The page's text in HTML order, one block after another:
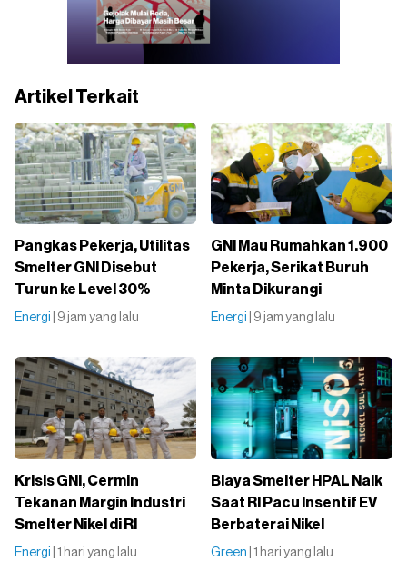
Artikel Terkait
Pangkas Pekerja, Utilitas
Smelter GNI Disebut
Turun ke Level 30%
Energi | 9 jam yang lalu
GNI Mau Rumahkan 1.900
Pekerja, Serikat Buruh
Minta Dikurangi
Energi | 9 jam yang lalu
Krisis GNI, Cermin
Tekanan Margin Industri
Smelter Nikel di RI
Energi | 1 hari yang lalu
Biaya Smelter HPAL Naik
Saat RI Pacu Insentif EV
Berbaterai Nikel
Green | 1 hari yang lalu